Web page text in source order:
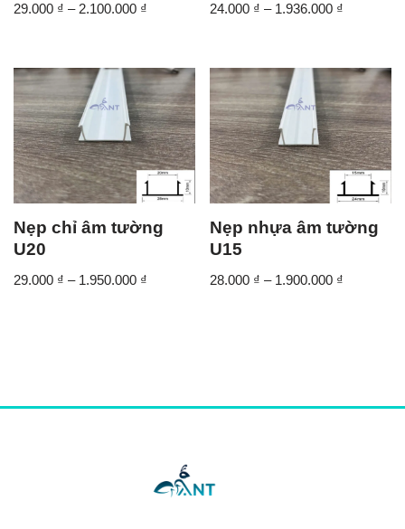
29.000 ₫ – 2.100.000 ₫ 24.000 ₫ – 1.936.000 ₫
Nẹp chỉ âm tường
U20
29.000 ₫ – 1.950.000 ₫
Nẹp nhựa âm tường
U15
28.000 ₫ – 1.900.000 ₫